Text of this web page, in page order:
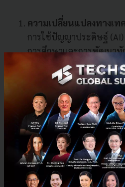
ความเปลี่ยนแปลงทางเท
การใช้ปัญญาประดิษฐ์
การศึกษาและการพัฒนาทั
ความท้าทายที่เกิดจากสัง
ประเทศไทยต้องเร่งพัฒ
รองรับประชากรสูงวัยที่จ
ด้วยการสร้างคนที่มีคุณภาพ
ปรับตัวให้เข้ากับสภาพแว
การปรับตัวของประเทศ